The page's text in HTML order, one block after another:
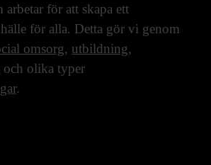
arbetar för att skapa ett
för alla. Detta gör vi genom
omsorg, utbildning,
och olika typer
.